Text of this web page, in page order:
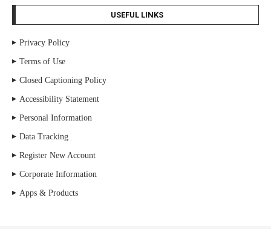
USEFUL LINKS
Privacy Policy
Terms of Use
Closed Captioning Policy
Accessibility Statement
Personal Information
Data Tracking
Register New Account
Corporate Information
Apps & Products